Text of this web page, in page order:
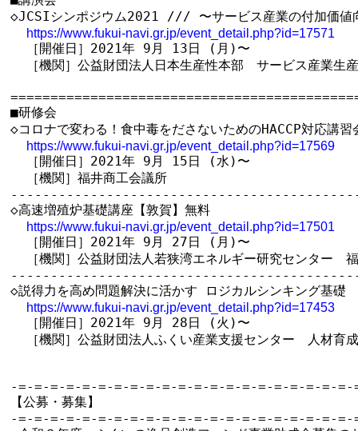
◇JCSIシンポジウム2021 /// 〜サービス産業の付加価値
https://www.fukui-navi.gr.jp/event_detail.php?id=17571
  ［開催日］2021年 9月 13日 (月)〜
［機関］公益財団法人日本生産性本部　サービス産業生
■研修会
◇コロナで変わる！食中毒をださないためのHACCP対応講習
https://www.fukui-navi.gr.jp/event_detail.php?id=17569
  ［開催日］2021年 9月 15日 (水)〜
  ［機関］福井商工会議所
◇高速増殖炉基礎講座【敦賀】無料
https://www.fukui-navi.gr.jp/event_detail.php?id=17501
  ［開催日］2021年 9月 27日 (月)〜
［機関］公益財団法人若狭湾エネルギー研究センター
◇説得力を高め問題解決に活かす ロジカルシンキング基礎
https://www.fukui-navi.gr.jp/event_detail.php?id=17453
  ［開催日］2021年 9月 28日 (火)〜
［機関］公益財団法人ふくい産業支援センター　人材育
-=-=-=-=-=-=-=-=-=-=-=-=-=-=-=-=-=-=-=-=-
【公募・募集】
-=-=-=-=-=-=-=-=-=-=-=-=-=-=-=-=-=-=-=-=-